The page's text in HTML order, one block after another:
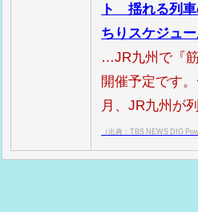
ト 揺れる列
ちりスケジュ
…JR九州で『
開催予定です
月、JR九州が
（出典：TBS NEWS DIG